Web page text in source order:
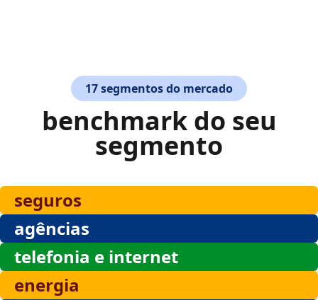
17 segmentos do mercado
benchmark do seu
segmento
seguros
agências
telefonia e internet
energia